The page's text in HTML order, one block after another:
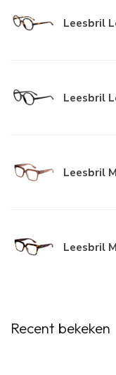
Leesbril
Leesbril
Leesbril
Leesbril
Recent bekeken